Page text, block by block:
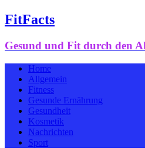
FitFacts
Gesund und Fit durch den
Home
Allgemein
Fitness
Gesunde Ernährung
Gesundheit
Kosmetik
Nachrichten
Sport